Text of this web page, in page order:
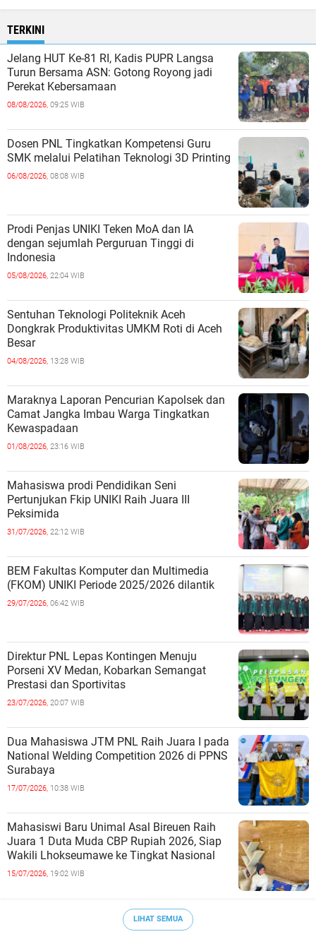
TERKINI
Jelang HUT Ke-81 RI, Kadis PUPR Langsa
Turun Bersama ASN: Gotong Royong jadi
Perekat Kebersamaan
08/08/2026, 09:25 WIB
Dosen PNL Tingkatkan Kompetensi Guru
SMK melalui Pelatihan Teknologi 3D Printing
06/08/2026, 08:08 WIB
Prodi Penjas UNIKI Teken MoA dan IA
dengan sejumlah Perguruan Tinggi di
Indonesia
05/08/2026, 22:04 WIB
Sentuhan Teknologi Politeknik Aceh
Dongkrak Produktivitas UMKM Roti di Aceh
Besar
04/08/2026, 13:28 WIB
Maraknya Laporan Pencurian Kapolsek dan
Camat Jangka Imbau Warga Tingkatkan
Kewaspadaan
01/08/2026, 23:16 WIB
Mahasiswa prodi Pendidikan Seni
Pertunjukan Fkip UNIKI Raih Juara III
Peksimida
31/07/2026, 22:12 WIB
BEM Fakultas Komputer dan Multimedia
(FKOM) UNIKI Periode 2025/2026 dilantik
29/07/2026, 06:42 WIB
Direktur PNL Lepas Kontingen Menuju
Porseni XV Medan, Kobarkan Semangat
Prestasi dan Sportivitas
23/07/2026, 20:07 WIB
Dua Mahasiswa JTM PNL Raih Juara I pada
National Welding Competition 2026 di PPNS
Surabaya
17/07/2026, 10:38 WIB
Mahasiswi Baru Unimal Asal Bireuen Raih
Juara 1 Duta Muda CBP Rupiah 2026, Siap
Wakili Lhokseumawe ke Tingkat Nasional
15/07/2026, 19:02 WIB
LIHAT SEMUA